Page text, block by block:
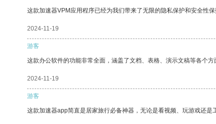
这款加速器VPM应用程序已经为我们带来了无限的隐私保护和安全性保
2024-11-19
游客
这款办公软件的功能非常全面，涵盖了文档、表格、演示文稿等各个
2024-11-19
游客
这款加速器app简直是居家旅行必备神器，无论是看视频、玩游戏还